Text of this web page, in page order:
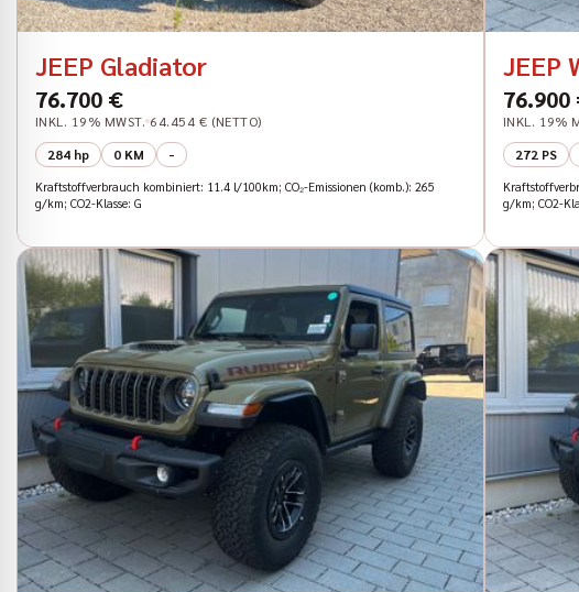
JEEP Gladiator
76.700 €
INKL. 19% MWST. 64.454 € (NETTO)
284 hp
0 KM -
Kraftstoffverbrauch kombiniert: 11.4 l/100km; CO₂-Emissionen (komb.): 265
g/km; CO2-Klasse: G
JEEP
76.900
INKL. 19%
272 PS
g/km; CO2-